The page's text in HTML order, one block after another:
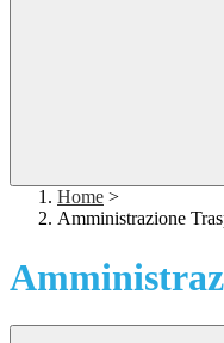
Home >
Amministrazione